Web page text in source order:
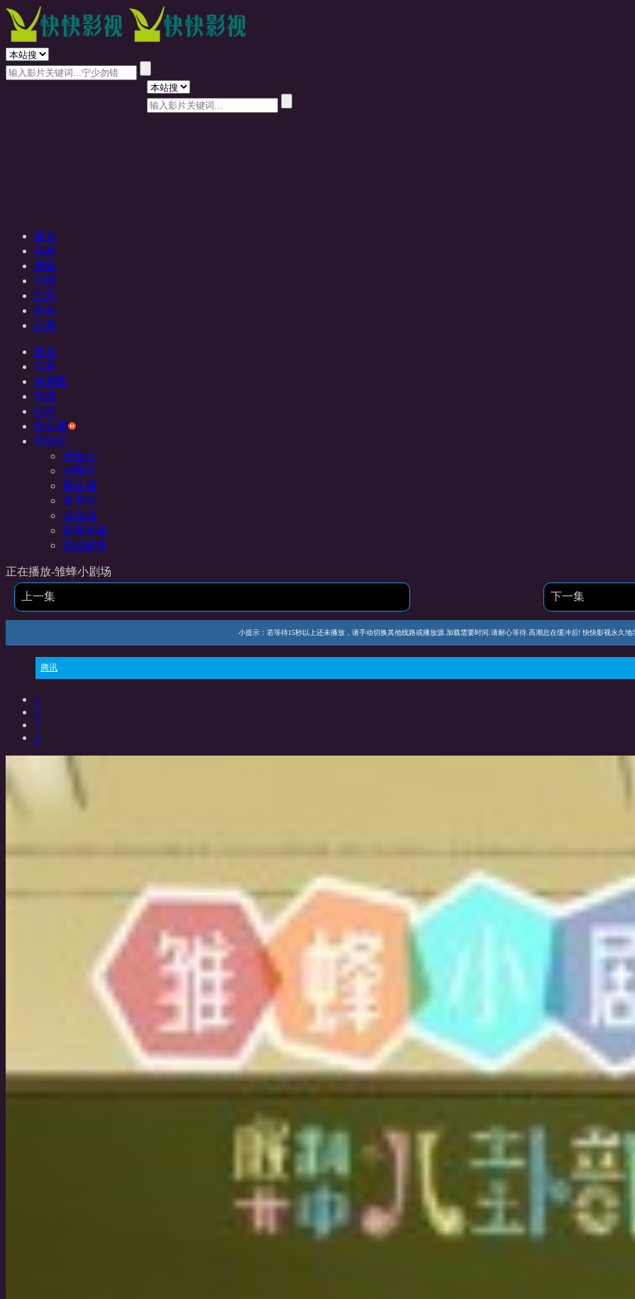
首页
电影
剧集
动漫
综艺
抢先
记录
首页
电影
电视剧
动漫
综艺
抢先看
导航栏
听音乐
去聊天
看直播
看资讯
表白墙
最新采集
视频解析
正在播放-雏蜂小剧场
上一集 下一集
小提示：若等待15秒以上还未播放，请手动切换其他线路或播放源.加载需要时间.请耐心等待.高潮总在缓冲后! 快快影视永久地
腾讯
1
2
3
4